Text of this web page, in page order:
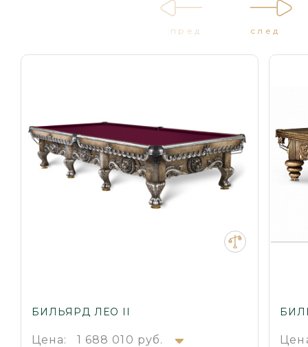
БИЛЬЯРД ЛЕО II
Цена: 1 688 010 руб.
пред след